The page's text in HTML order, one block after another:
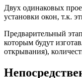
Двух одинаковых
установки окон, т.к.
Предварительный
которым будут
открывания),